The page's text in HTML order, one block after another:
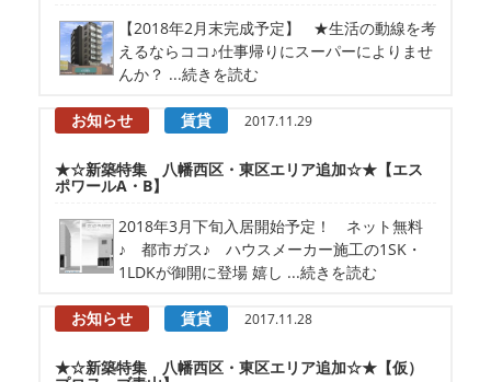
【2018年2月末完成予定】 ★生活の動線を考
えるならココ♪仕事帰りにスーパーによりませ
んか？ ...続きを読む
お知らせ 賃貸 2017.11.29
★☆新築特集 八幡西区・東区エリア追加☆★【エス
ポワールA・B】
2018年3月下旬入居開始予定！ ネット無料
♪ 都市ガス♪ ハウスメーカー施工の1SK・
1LDKが御開に登場 嬉し ...続きを読む
お知らせ 賃貸 2017.11.28
★☆新築特集 八幡西区・東区エリア追加☆★【仮）